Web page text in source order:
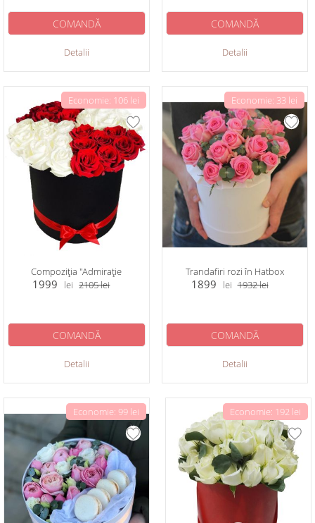
Detalii
COMANDĂ
Detalii
COMANDĂ
Economie: 106 lei
Compoziția "Admirație
1999 lei 2105lei
Detalii
COMANDĂ
Economie: 33 lei
Trandafiri rozi în Hatbox
1899 lei 1932lei
Detalii
COMANDĂ
Economie: 99 lei Economie: 192 lei